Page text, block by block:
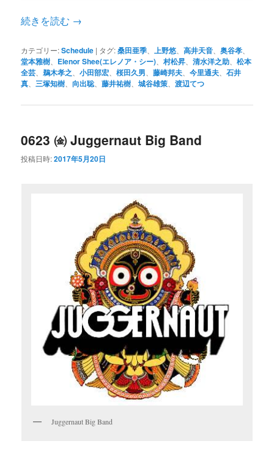
続きを読む →
カテゴリー:Schedule | タグ:桑田亜季 上野悠 、高井天音 、奥谷孝
堂本雅樹 Elenor Shee(エレノア・シー) 、村松昇 、清水洋之助 、松本
全芸
鵜木孝之 、小田部宏 、桜田久男 、藤崎邦夫 、今里通夫 、石井
真
三塚知樹 、向出聡 、藤井祐樹 、城谷雄策 、渡辺てつ
0623 ㈮ Juggernaut Big Band
投稿日時:2017年5月20日
Juggernaut Big Band